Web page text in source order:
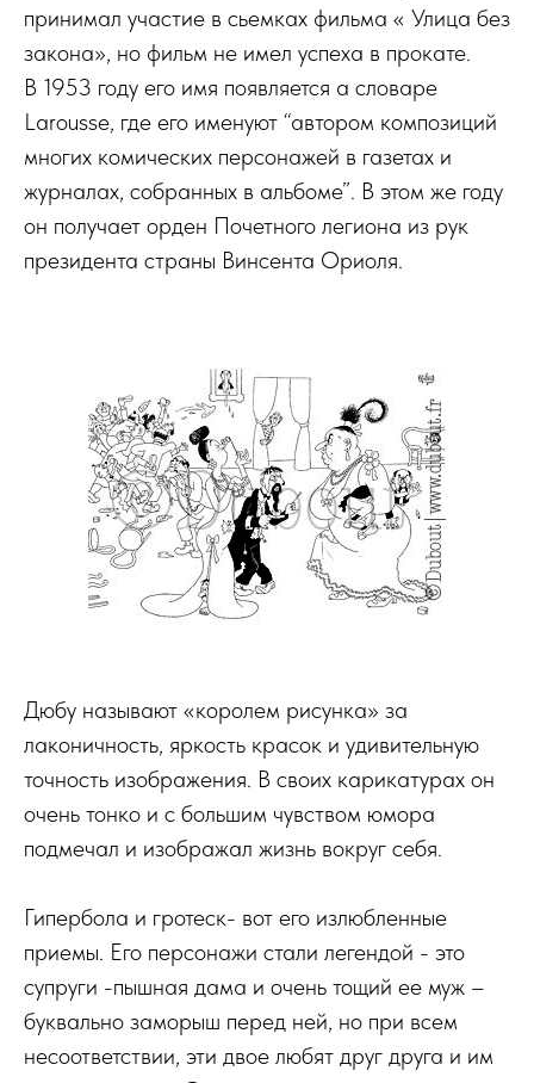
принимал участие в сьемках фильма « Улица без
закона», но фильм не имел успеха в прокате.
В 1953 году его имя появляется а словаре
Larousse, где его именуют “автором композиций
многих комических персонажей в газетах и
журналах, собранных в альбоме”. В этом же году
он получает орден Почетного легиона из рук
президента страны Винсента Ориоля.
Дюбу называют «королем рисунка» за
лаконичность, яркость красок и удивительную
точность изображения. В своих карикатурах он
очень тонко и с большим чувством юмора
подмечал и изображал жизнь вокруг себя.
Гипербола и гротеск- вот его излюбленные
приемы. Его персонажи стали легендой - это
супруги -пышная дама и очень тощий ее муж –
буквально заморыш перед ней, но при всем
несоответствии, эти двое любят друг друга и им